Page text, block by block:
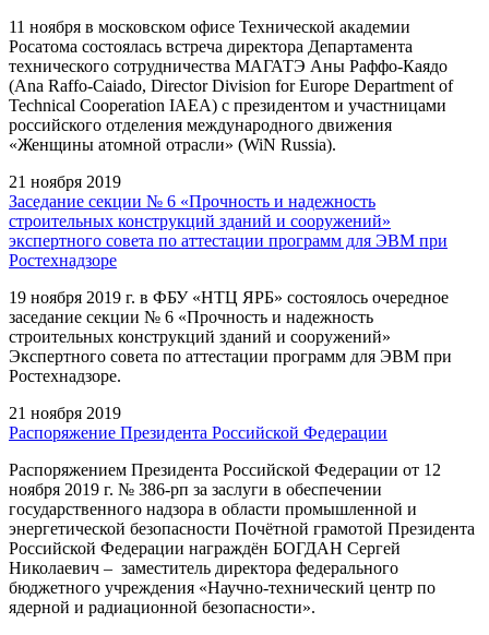
11 ноября в московском офисе Технической академии
Росатома состоялась встреча директора Департамента
технического сотрудничества МАГАТЭ Аны Раффо-Каядо
(Ana Raffo-Caiado, Director Division for Europe Department of
Technical Cooperation IAEA) с президентом и участницами
российского отделения международного движения
«Женщины атомной отрасли» (WiN Russia).
21 ноября 2019
Заседание секции № 6 «Прочность и надежность
строительных конструкций зданий и сооружений»
экспертного совета по аттестации программ для ЭВМ при
Ростехнадзоре
19 ноября 2019 г. в ФБУ «НТЦ ЯРБ» состоялось очередное
заседание секции № 6 «Прочность и надежность
строительных конструкций зданий и сооружений»
Экспертного совета по аттестации программ для ЭВМ при
Ростехнадзоре.
21 ноября 2019
Распоряжение Президента Российской Федерации
Распоряжением Президента Российской Федерации от 12
ноября 2019 г. № 386-рп за заслуги в обеспечении
государственного надзора в области промышленной и
энергетической безопасности Почётной грамотой Президента
Российской Федерации награждён БОГДАН Сергей
Николаевич – заместитель директора федерального
бюджетного учреждения «Научно-технический центр по
ядерной и радиационной безопасности».